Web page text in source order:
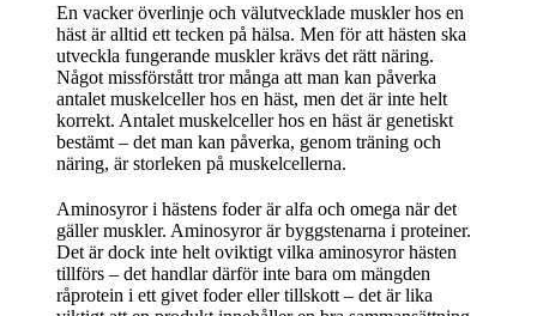
En vacker överlinje och välutvecklade muskler hos en
häst är alltid ett tecken på hälsa. Men för att hästen ska
utveckla fungerande muskler krävs det rätt näring.
Något missförstått tror många att man kan påverka
antalet muskelceller hos en häst, men det är inte helt
korrekt. Antalet muskelceller hos en häst är genetiskt
bestämt – det man kan påverka, genom träning och
näring, är storleken på muskelcellerna.
Aminosyror i hästens foder är alfa och omega när det
gäller muskler. Aminosyror är byggstenarna i proteiner.
Det är dock inte helt oviktigt vilka aminosyror hästen
tillförs – det handlar därför inte bara om mängden
råprotein i ett givet foder eller tillskott – det är lika